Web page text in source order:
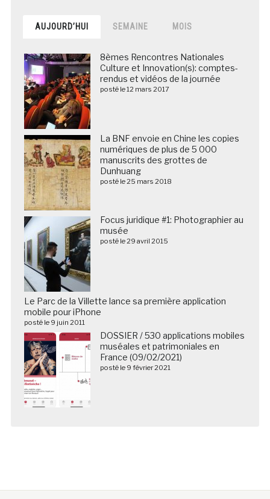
AUJOURD’HUI SEMAINE MOIS
8èmes Rencontres Nationales
Culture et Innovation(s): comptes-
rendus et vidéos de la journée
posté le 12 mars 2017
La BNF envoie en Chine les copies
numériques de plus de 5 000
manuscrits des grottes de
Dunhuang
posté le 25 mars 2018
Focus juridique #1: Photographier au
musée
posté le 29 avril 2015
Le Parc de la Villette lance sa première application
mobile pour iPhone
posté le 9 juin 2011
DOSSIER / 530 applications mobiles
muséales et patrimoniales en
France (09/02/2021)
posté le 9 février 2021